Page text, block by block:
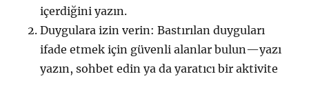
içerdiğini yazın.
Duygulara izin verin: Bastırılan duyguları
ifade etmek için güvenli alanlar bulun—yazı
yazın, sohbet edin ya da yaratıcı bir aktivite